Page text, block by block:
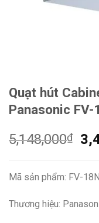
Quạt hút
Panasonic FV-
5,148,000₫
Mã sản phẩm: FV-
Thương hiệu: